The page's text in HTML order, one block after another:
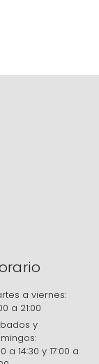
a viernes:
a 21:00
y
a 14:30 y 17:00 a